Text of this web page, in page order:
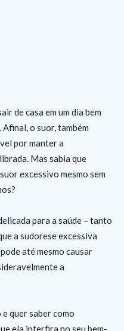
de casa em um dia bem
o suor, também
por manter a
Mas sabia que
excessivo mesmo sem
para a saúde – tanto
a sudorese excessiva
até mesmo causar
a
quer saber como
ela interfira no seu bem-